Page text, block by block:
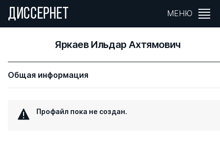
ДИССЕРНЕТ МЕНЮ
Яркаев Ильдар Ахтямович
Общая информация
Профайл пока не создан.